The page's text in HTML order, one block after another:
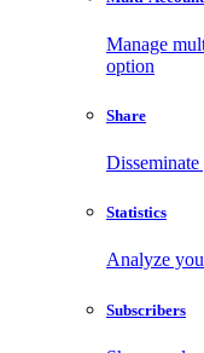
Manage
option
Share
Statistics
Analyze
Subscribers